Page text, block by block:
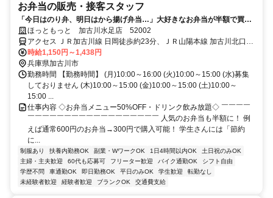
お弁当の販売・接客スタッフ
「今日はのり弁、明日はから揚げ弁当…」大好きなお弁当が半額で買え
るから、今日も働くのが楽しみだ。
ほっともっと 加古川水足店 52002
アクセス ＪＲ加古川線 日岡徒歩約23分、ＪＲ山陽本線 加古川北口徒
歩約31分、ＪＲ加古川線 加古川北口徒歩約31分 めじるし：マックス
バリュ加古川水足店もしくは日岡山公園
時給1,150円～1,438円
兵庫県加古川市
勤務時間 【勤務時間】 (月)10:00～16:00 (火)10:00～15:00 (水)募集
しておりません (木)10:00～15:00 (金)10:00～15:00 (土)10:00～
15:00 ...
仕事内容 ◇お弁当メニュー50%OFF・ドリンク飲み放題◇ ￣￣￣￣
￣￣￣￣￣￣￣￣￣￣￣￣￣￣￣￣￣￣ 人気のお弁当も半額に！ 例
えば通常600円のお弁当→300円で購入可能！ 学生さんには「節約
に...
制服あり 扶養内勤務OK 副業・WワークOK 1日4時間以内OK
土日祝のみOK
主婦・主夫歓迎
60代も応募可 フリーター歓迎 バイク通勤OK
シフト自由
学歴不問
車通勤OK 即日勤務OK 平日のみOK 学生歓迎
転勤なし
未経験者歓迎
経験者歓迎 ブランクOK 交通費支給